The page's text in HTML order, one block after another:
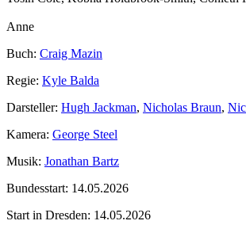
Anne
Buch: Craig Mazin
Regie: Kyle Balda
Darsteller: Hugh Jackman, Nicholas Braun,
Kamera: George Steel
Musik: Jonathan Bartz
Bundesstart: 14.05.2026
Start in Dresden: 14.05.2026